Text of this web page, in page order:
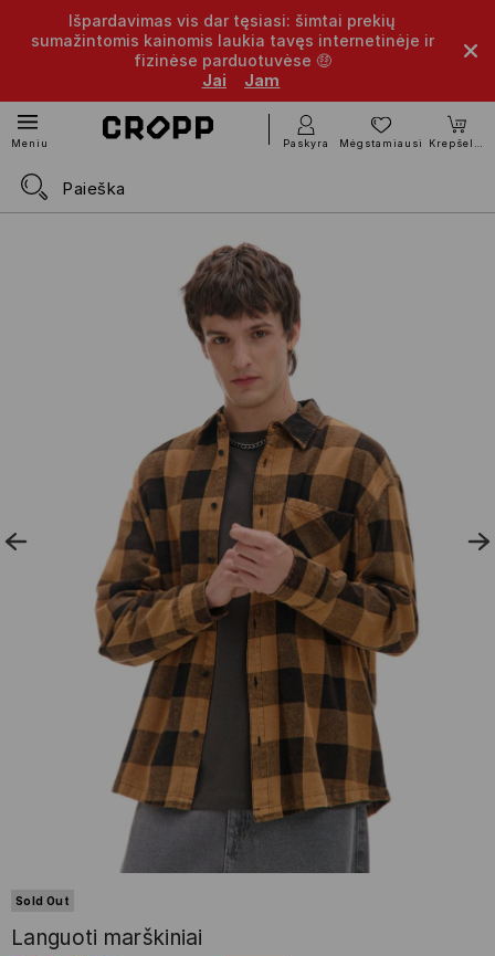
Išpardavimas vis dar tęsiasi: šimtai prekių
sumažintomis kainomis laukia tavęs internetinėje ir
fizinėse parduotuvėse 🤑
Jai
Jam
Meniu Paskyra Mėgstamiausi Krepšelis
Sold Out
Languoti marškiniai